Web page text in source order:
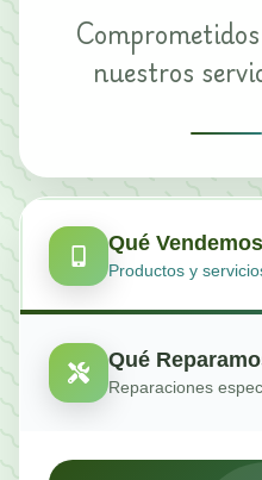
nuestros
Qué Vendemos
Productos y
Qué
Reparaciones